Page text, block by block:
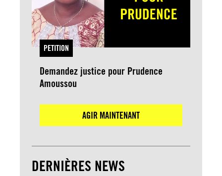
PETITION
Demandez justice pour Prudence
Amoussou
AGIR MAINTENANT
DERNIÈRES NEWS